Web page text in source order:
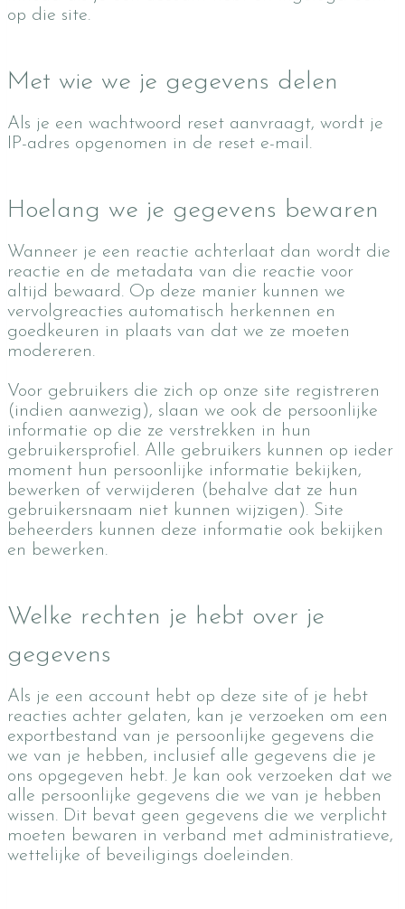
op die site.
Met wie we je gegevens delen
Als je een wachtwoord reset aanvraagt, wordt je
IP-adres opgenomen in de reset e-mail.
Hoelang we je gegevens bewaren
Wanneer je een reactie achterlaat dan wordt die
reactie en de metadata van die reactie voor
altijd bewaard. Op deze manier kunnen we
vervolgreacties automatisch herkennen en
goedkeuren in plaats van dat we ze moeten
modereren.
Voor gebruikers die zich op onze site registreren
(indien aanwezig), slaan we ook de persoonlijke
informatie op die ze verstrekken in hun
gebruikersprofiel. Alle gebruikers kunnen op ieder
moment hun persoonlijke informatie bekijken,
bewerken of verwijderen (behalve dat ze hun
gebruikersnaam niet kunnen wijzigen). Site
beheerders kunnen deze informatie ook bekijken
en bewerken.
Welke rechten je hebt over je
gegevens
Als je een account hebt op deze site of je hebt
reacties achter gelaten, kan je verzoeken om een
exportbestand van je persoonlijke gegevens die
we van je hebben, inclusief alle gegevens die je
ons opgegeven hebt. Je kan ook verzoeken dat we
alle persoonlijke gegevens die we van je hebben
wissen. Dit bevat geen gegevens die we verplicht
moeten bewaren in verband met administratieve,
wettelijke of beveiligings doeleinden.